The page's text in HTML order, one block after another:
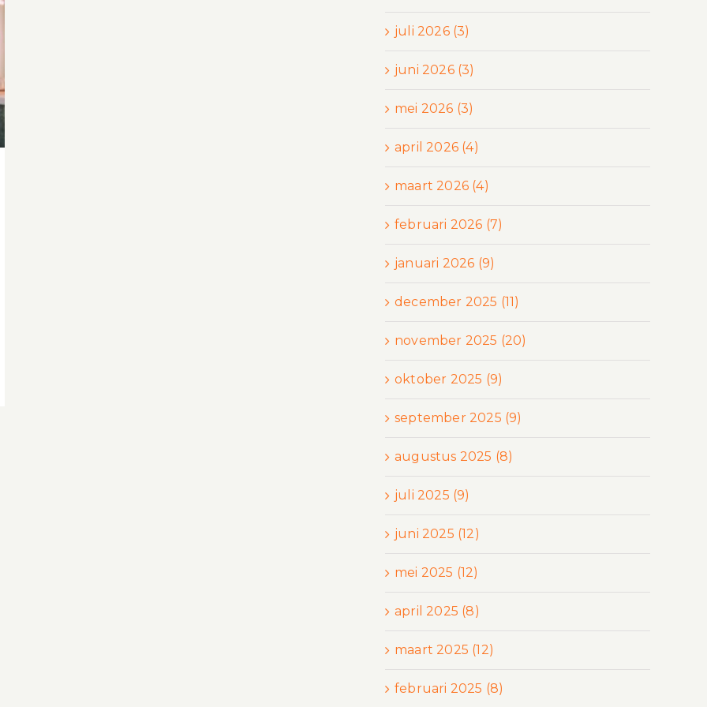
juli 2026 (3)
juni 2026 (3)
mei 2026 (3)
april 2026 (4)
maart 2026 (4)
februari 2026 (7)
januari 2026 (9)
december 2025 (11)
november 2025 (20)
oktober 2025 (9)
september 2025 (9)
augustus 2025 (8)
juli 2025 (9)
juni 2025 (12)
mei 2025 (12)
april 2025 (8)
maart 2025 (12)
februari 2025 (8)